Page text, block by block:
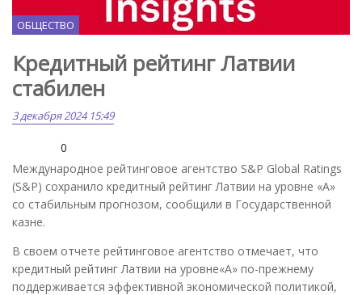
ОБЩЕСТВО
Кредитный рейтинг Латвии
стабилен
3 декабря 2024 15:49
0
Международное рейтинговое агентство S&P Global Ratings
(S&P) сохранило кредитный рейтинг Латвии на уровне «A»
со стабильным прогнозом, сообщили в Государственной
казне.
В своем отчете рейтинговое агентство отмечает, что
кредитный рейтинг Латвии на уровне«A» по-прежнему
поддерживается эффективной экономической политикой,